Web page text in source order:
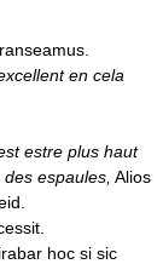
en cela
estre plus haut
espaules, Alios
hoc si sic